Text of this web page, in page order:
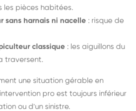
les pièces habitées.
sans harnais ni nacelle : risque de
classique : les aiguillons du
traversent.
une situation gérable en
pro est toujours inférieur
ou d'un sinistre.